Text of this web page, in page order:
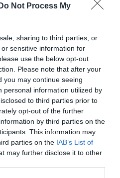
Do Not Process My
sharing to third parties, or
sensitive information for
use the below opt-out
Please note that after your
you may continue seeing
personal information utilized by
to third parties prior to
opt-out of the further
by third parties on the
This information may
parties on the IAB’s List of
may further disclose it to other
για χακάρισμα στην